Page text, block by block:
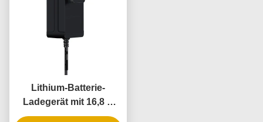
Lithium-Batterie-
Ladegerät mit 16,8 V
25,2 V Ausgang, PC